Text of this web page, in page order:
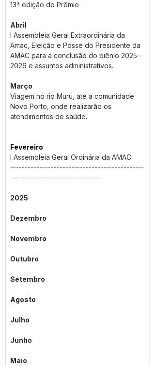
13ª edição do Prêmio
Abril
I Assembleia Geral Extraordinária da
Amac, Eleição e Posse do Presidente da
AMAC para a conclusão do biênio 2025 –
2026 e assuntos administrativos.
Março
Viagem no rio Murú, até a comunidade
Novo Porto, onde realizarão os
atendimentos de saúde.
Fevereiro
I Assembleia Geral Ordinária da AMAC
----------------------------------------------
-------------------------------
2025
Dezembro
Novembro
Outubro
Setembro
Agosto
Julho
Junho
Maio